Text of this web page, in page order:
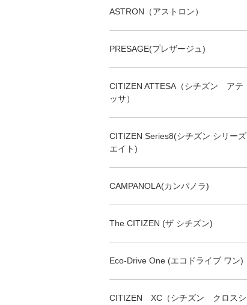
ASTRON（アストロン）
PRESAGE(プレザージュ)
CITIZEN ATTESA（シチズン アテ
ッサ）
CITIZEN Series8(シチズン シリーズ
エイト)
CAMPANOLA(カンパノラ)
The CITIZEN (ザ シチズン)
Eco-Drive One (エコドライブ ワン)
CITIZEN XC（シチズン クロスシ